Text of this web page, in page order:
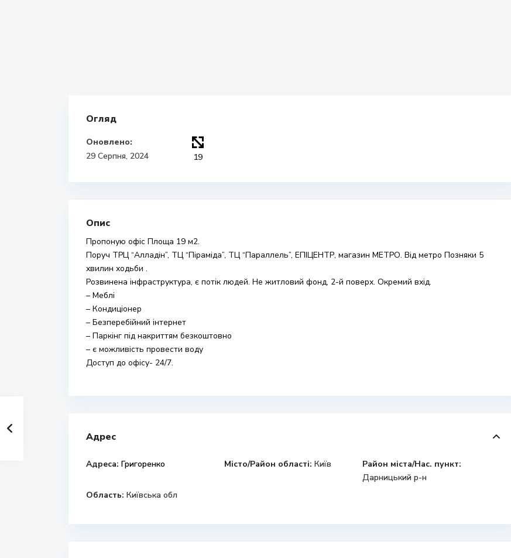
Огляд
Оновлено:
29 Серпня, 2024
19
Опис
Пропоную офіс Площа 19 м2.
Поруч ТРЦ “Алладін”, ТЦ “Піраміда”, ТЦ “Параллель”, ЕПІЦЕНТР, магазин МЕТРО. Від метро Позняки 5
хвилин ходьби .
Розвинена інфраструктура, є потік людей. Не житловий фонд, 2-й поверх. Окремий вхід.
– Меблі
– Кондиціонер
– Безперебійний інтернет
– Паркінг під накриттям безкоштовно
– є можливість провести воду
Доступ до офісу- 24/7.
Адрес
Адреса: Григоренко Місто/Район області: Київ
Район міста/Нас. пункт:
Дарницький р-н
Область: Київська обл